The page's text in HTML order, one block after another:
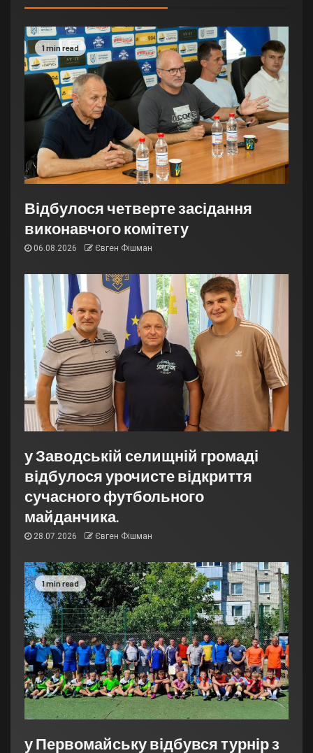
1 min read
Відбулося четверте засідання
виконавчого комітету
06.08.2026 Євген Фішман
у Заводській селищній громаді
відбулося урочисте відкриття
сучасного футбольного
майданчика.
28.07.2026 Євген Фішман
1 min read
у Первомайську відбувся турнір з